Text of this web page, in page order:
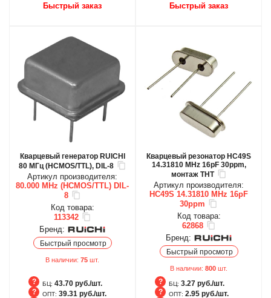
Быстрый заказ Быстрый заказ
Кварцевый генератор RUICHI
80 МГц (HCMOS/TTL), DIL-8
Артикул производителя:
80.000 MHz (HCMOS/TTL) DIL-
8
Код товара:
113342
Бренд:
Быстрый просмотр
В наличии: 75 шт.
БЦ: 43.70 руб./шт.
ОПТ: 39.31 руб./шт.
Кварцевый резонатор HC49S
14.31810 MHz 16pF 30ppm,
монтаж THT
Артикул производителя:
HC49S 14.31810 MHz 16pF
30ppm
Код товара:
62868
Бренд:
Быстрый просмотр
В наличии: 800 шт.
БЦ: 3.27 руб./шт.
ОПТ: 2.95 руб./шт.